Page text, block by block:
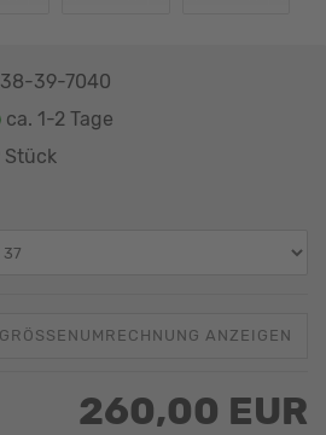
39-7040
ca. 1-2 Tage
Stück
GRÖSSENUMRECHNUNG ANZEIGEN
260,00 EUR